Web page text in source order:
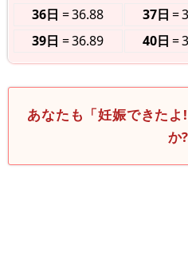
36日
36.88 37日
39日
36.89 40日
あなたも「妊娠できた
か?